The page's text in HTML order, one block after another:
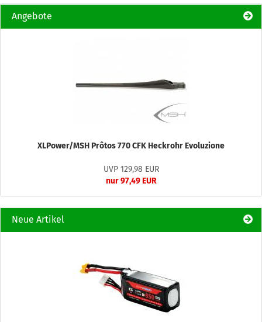
Angebote
XLPower/MSH Prôtos 770 CFK Heckrohr Evoluzione
UVP 129,98 EUR
nur 97,49 EUR
Neue Artikel